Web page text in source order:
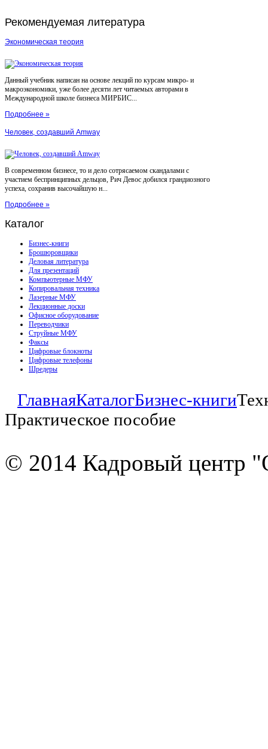
Рекомендуемая литература
Экономическая теория
Данный учебник написан на основе лекций по курсам микро- и
макроэкономики, уже более десяти лет читаемых авторами в
Международной школе бизнеса МИРБИС...
Подробнее »
Человек, создавший Amway
В современном бизнесе, то и дело сотрясаемом скандалами с
участием беспринципных дельцов, Рич Девос добился грандиозного
успеха, сохранив высочайшую н...
Подробнее »
Каталог
Бизнес-книги
Брошюровщики
Деловая литература
Для презентаций
Компьютерные МФУ
Копировальная техника
Лазерные МФУ
Лекционные доски
Офисное оборудование
Переводчики
Струйные МФУ
Факсы
Цифровые блокноты
Цифровые телефоны
Шредеры
ГлавнаяКаталогБизнес-книги
Практическое пособие
© 2014 Кадровый центр